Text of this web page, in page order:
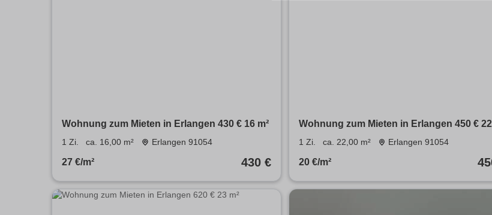
Wohnung zum Mieten in Erlangen 430 € 16 m²
1 Zi. ca. 16,00 m² Erlangen 91054
27 €/m² 430 €
Wohnung zum Mieten in Erlangen 450 € 22
1 Zi. ca. 22,00 m² Erlangen 91054
20 €/m²